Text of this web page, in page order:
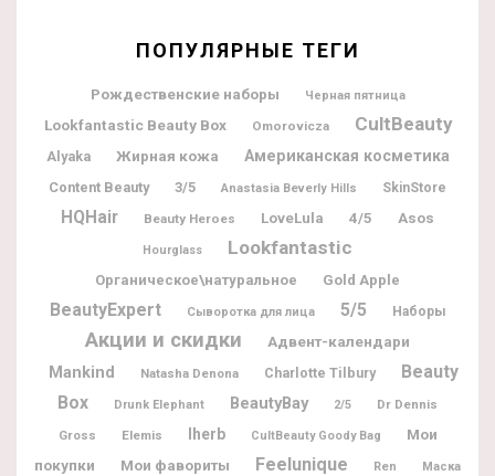
ПОПУЛЯРНЫЕ ТЕГИ
Рождественские наборы Черная пятница
Lookfantastic Beauty Box Omorovicza CultBeauty
Alyaka Жирная кожа Американская косметика
Content Beauty 3/5 Anastasia Beverly Hills SkinStore
HQHair Beauty Heroes LoveLula 4/5 Asos
Hourglass Lookfantastic
Органическое\натуральное Gold Apple
BeautyExpert Сыворотка для лица 5/5 Наборы
Акции и скидки Адвент-календари
Mankind Natasha Denona Charlotte Tilbury
Beauty
Box
Drunk Elephant BeautyBay 2/5
Dr Dennis
Gross
Elemis Iherb CultBeauty Goody Bag
Мои
покупки
Мои фавориты Feelunique Ren Маска